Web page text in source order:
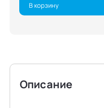
В корзину
Описание